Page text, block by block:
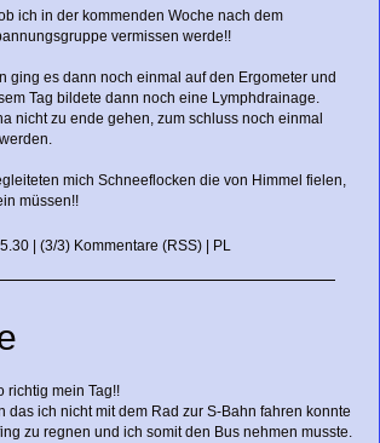
ich in der kommenden Woche nach dem
vermissen werde!!
ging es dann noch einmal auf den Ergometer und
Tag bildete dann noch eine Lymphdrainage.
nicht zu ende gehen, zum schluss noch einmal
mich Schneeflocken die von Himmel fielen,
müssen!!
(3/3) Kommentare (RSS) | PL
richtig mein Tag!!
das ich nicht mit dem Rad zur S-Bahn fahren konnte
zu regnen und ich somit den Bus nehmen musste.